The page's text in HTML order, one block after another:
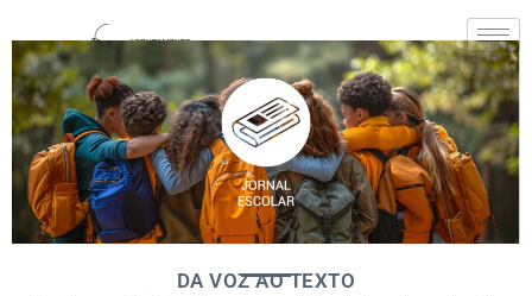
DA VOZ AO TEXTO